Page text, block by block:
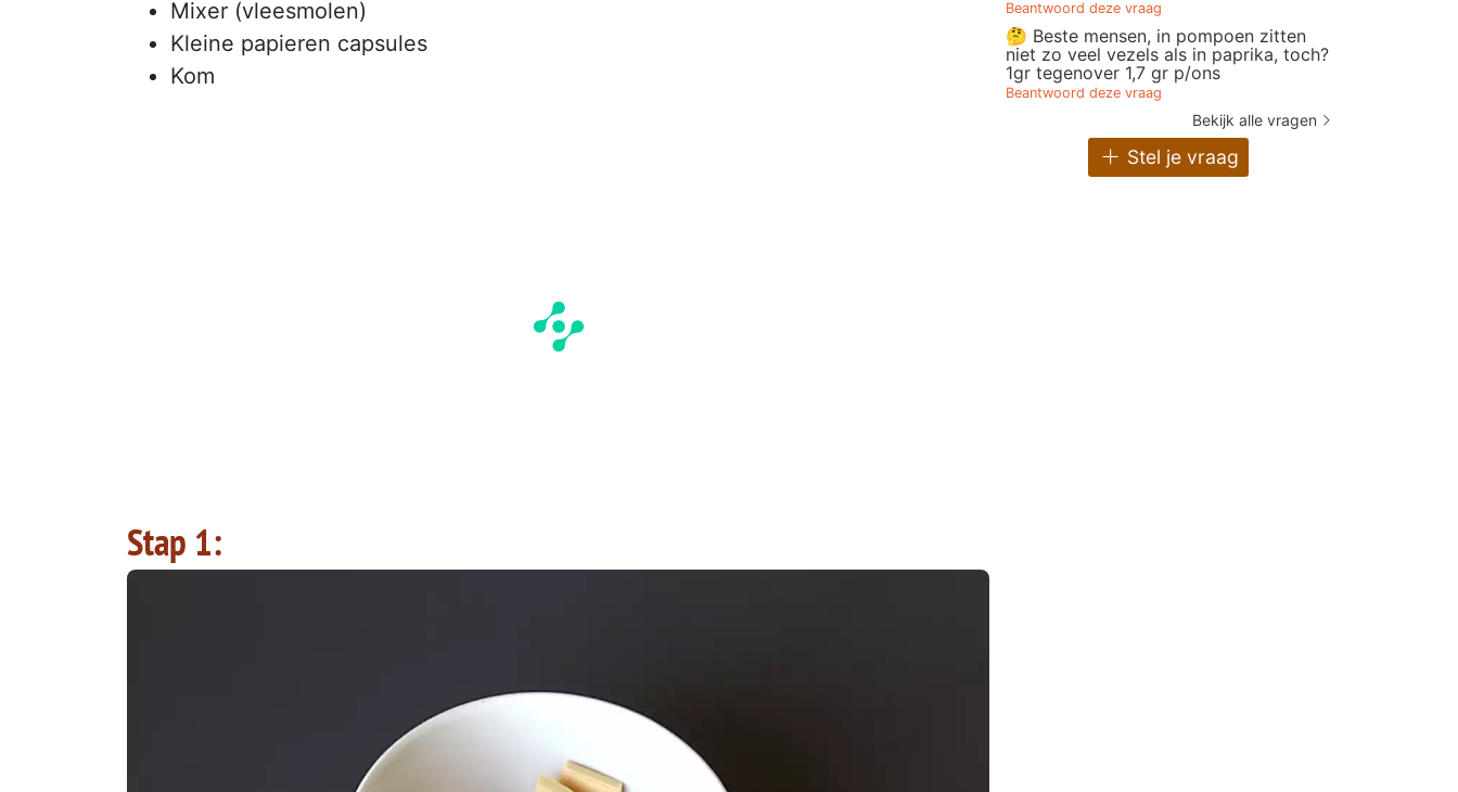
Mixer (vleesmolen)
Kleine papieren capsules
Kom
Stap 1:
Beantwoord deze vraag
🤔 Beste mensen, in pompoen zitten
niet zo veel vezels als in paprika, toch?
1gr tegenover 1,7 gr p/ons
Beantwoord deze vraag
Bekijk alle vragen
Stel je vraag